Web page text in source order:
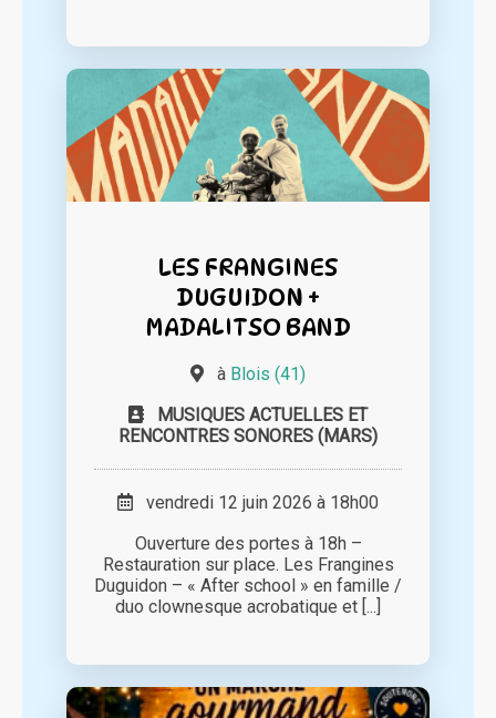
LES FRANGINES
DUGUIDON +
MADALITSO BAND
à Blois (41)
MUSIQUES ACTUELLES ET
RENCONTRES SONORES (MARS)
vendredi 12 juin 2026 à 18h00
Ouverture des portes à 18h –
Restauration sur place. Les Frangines
Duguidon – « After school » en famille /
duo clownesque acrobatique et [...]